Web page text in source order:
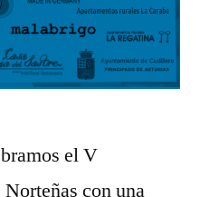
el V
con una